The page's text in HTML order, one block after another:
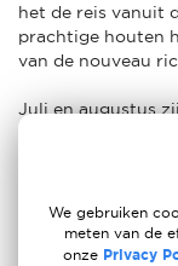
het de reis vanuit
prachtige houten
van de nouveau
Juli en augustus
land heeft de
populaire plek is
de Baltische Zee
Andere
We gebruiken
meten van de
onze Privacy